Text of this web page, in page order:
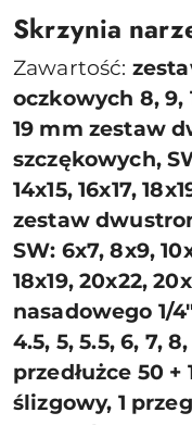
Skrzynia
Zawartość:
oczkowych 8, 9,
19 mm zestaw
szczękowych,
14x15, 16x17,
zestaw
SW: 6x7, 8x9,
18x19, 20x22,
nasadowego 1/
4.5, 5, 5.5, 6, 7, 8,
przedłużce 50
ślizgowy, 1